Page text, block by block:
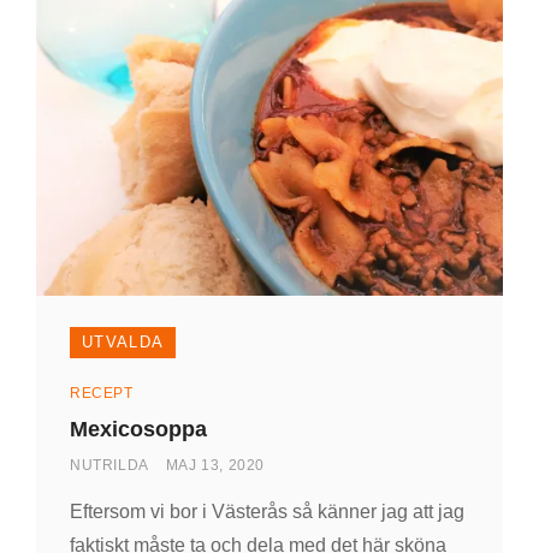
UTVALDA
Kategorier
RECEPT
Mexicosoppa
AV
NUTRILDA
PUBLICERAD
MAJ 13, 2020
Eftersom vi bor i Västerås så känner jag att jag
faktiskt måste ta och dela med det här sköna